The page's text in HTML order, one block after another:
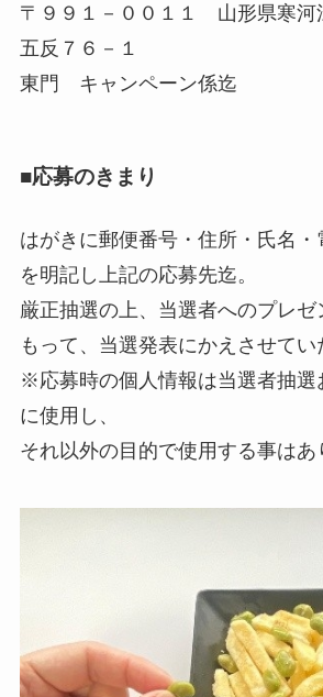
〒９９１－００１１ 山形県寒河
五反７６－１
東門 キャンペーン係迄
■応募のきまり
はがきに郵便番号・住所・氏名・
を明記し上記の応募先迄。
厳正抽選の上、当選者へのプレゼ
もって、当選発表にかえさせてい
※応募時の個人情報は当選者抽選
に使用し、
それ以外の目的で使用する事はあ